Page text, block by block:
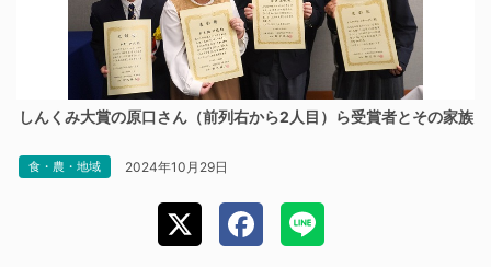
しんくみ大賞の原口さん（前列右から2人目）ら受賞者とその家族
食・農・地域 2024年10月29日